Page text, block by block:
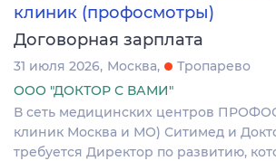
клиник (профосмотры)
Договорная зарплата
31 июля 2026 Москва
Тропарево
ООО "ДОКТОР С ВАМИ"
В сеть медицинских центров
клиник Москва и МО) Ситимед и
требуется Директор по развитию,